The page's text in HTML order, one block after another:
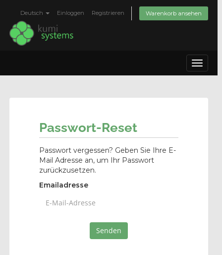
Deutsch Einloggen Registrieren Warenkorb ansehen
Toggle
Passwort-Reset
Passwort vergessen? Geben Sie Ihre E-
Mail Adresse an, um Ihr Passwort
zurückzusetzen.
Emailadresse
Senden